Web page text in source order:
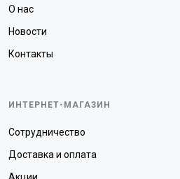
О нас
Новости
Контакты
ИНТЕРНЕТ-МАГАЗИН
Сотрудничество
Доставка и оплата